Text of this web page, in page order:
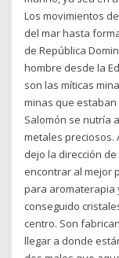
Los movimientos
del mar hasta
de República
hombre desde la
son las míticas
minas que
Salomón se nutría
metales preciosos.
dejo la dirección
encontrar al mejor
para aromaterapia
conseguido
centro. Son
llegar a donde